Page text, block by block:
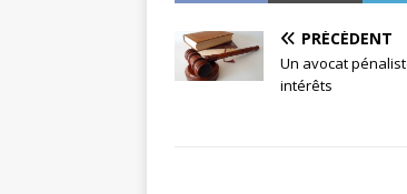
PRÉCÉDENT
Un avocat
intérêts